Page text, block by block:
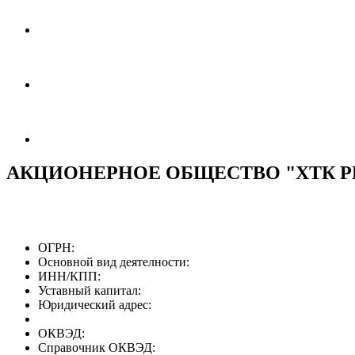
АКЦИОНЕРНОЕ ОБЩЕСТВО "ХТК
ОГРН:
Основной вид деятелности:
ИНН/КПП:
Уставный капитал:
Юридический адрес:
ОКВЭД:
Справочник ОКВЭД: